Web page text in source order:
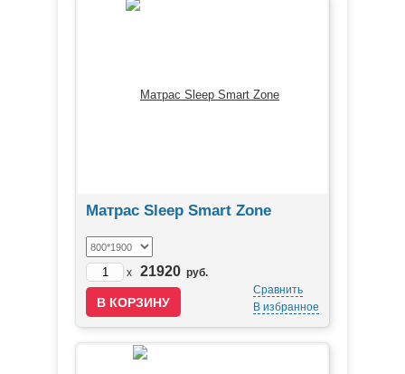
Матрас Sleep Smart Zone
x 21920 руб.
Сравнить
В избранное